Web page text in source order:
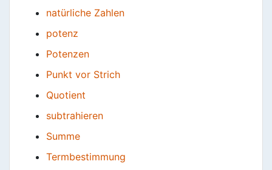
natürliche Zahlen
potenz
Potenzen
Punkt vor Strich
Quotient
subtrahieren
Summe
Termbestimmung